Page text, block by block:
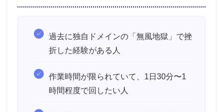
過去に独自ドメインの「無風地獄」で挫
折した経験がある人
作業時間が限られていて、1日30分〜1
時間程度で回したい人